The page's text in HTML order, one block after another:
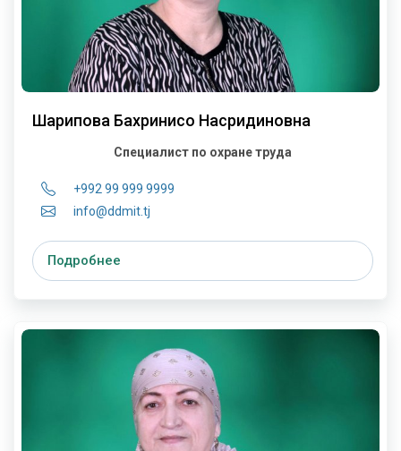
Шарипова Бахринисо Насридиновна
Специалист по охране труда
+992 99 999 9999
info@ddmit.tj
Подробнее